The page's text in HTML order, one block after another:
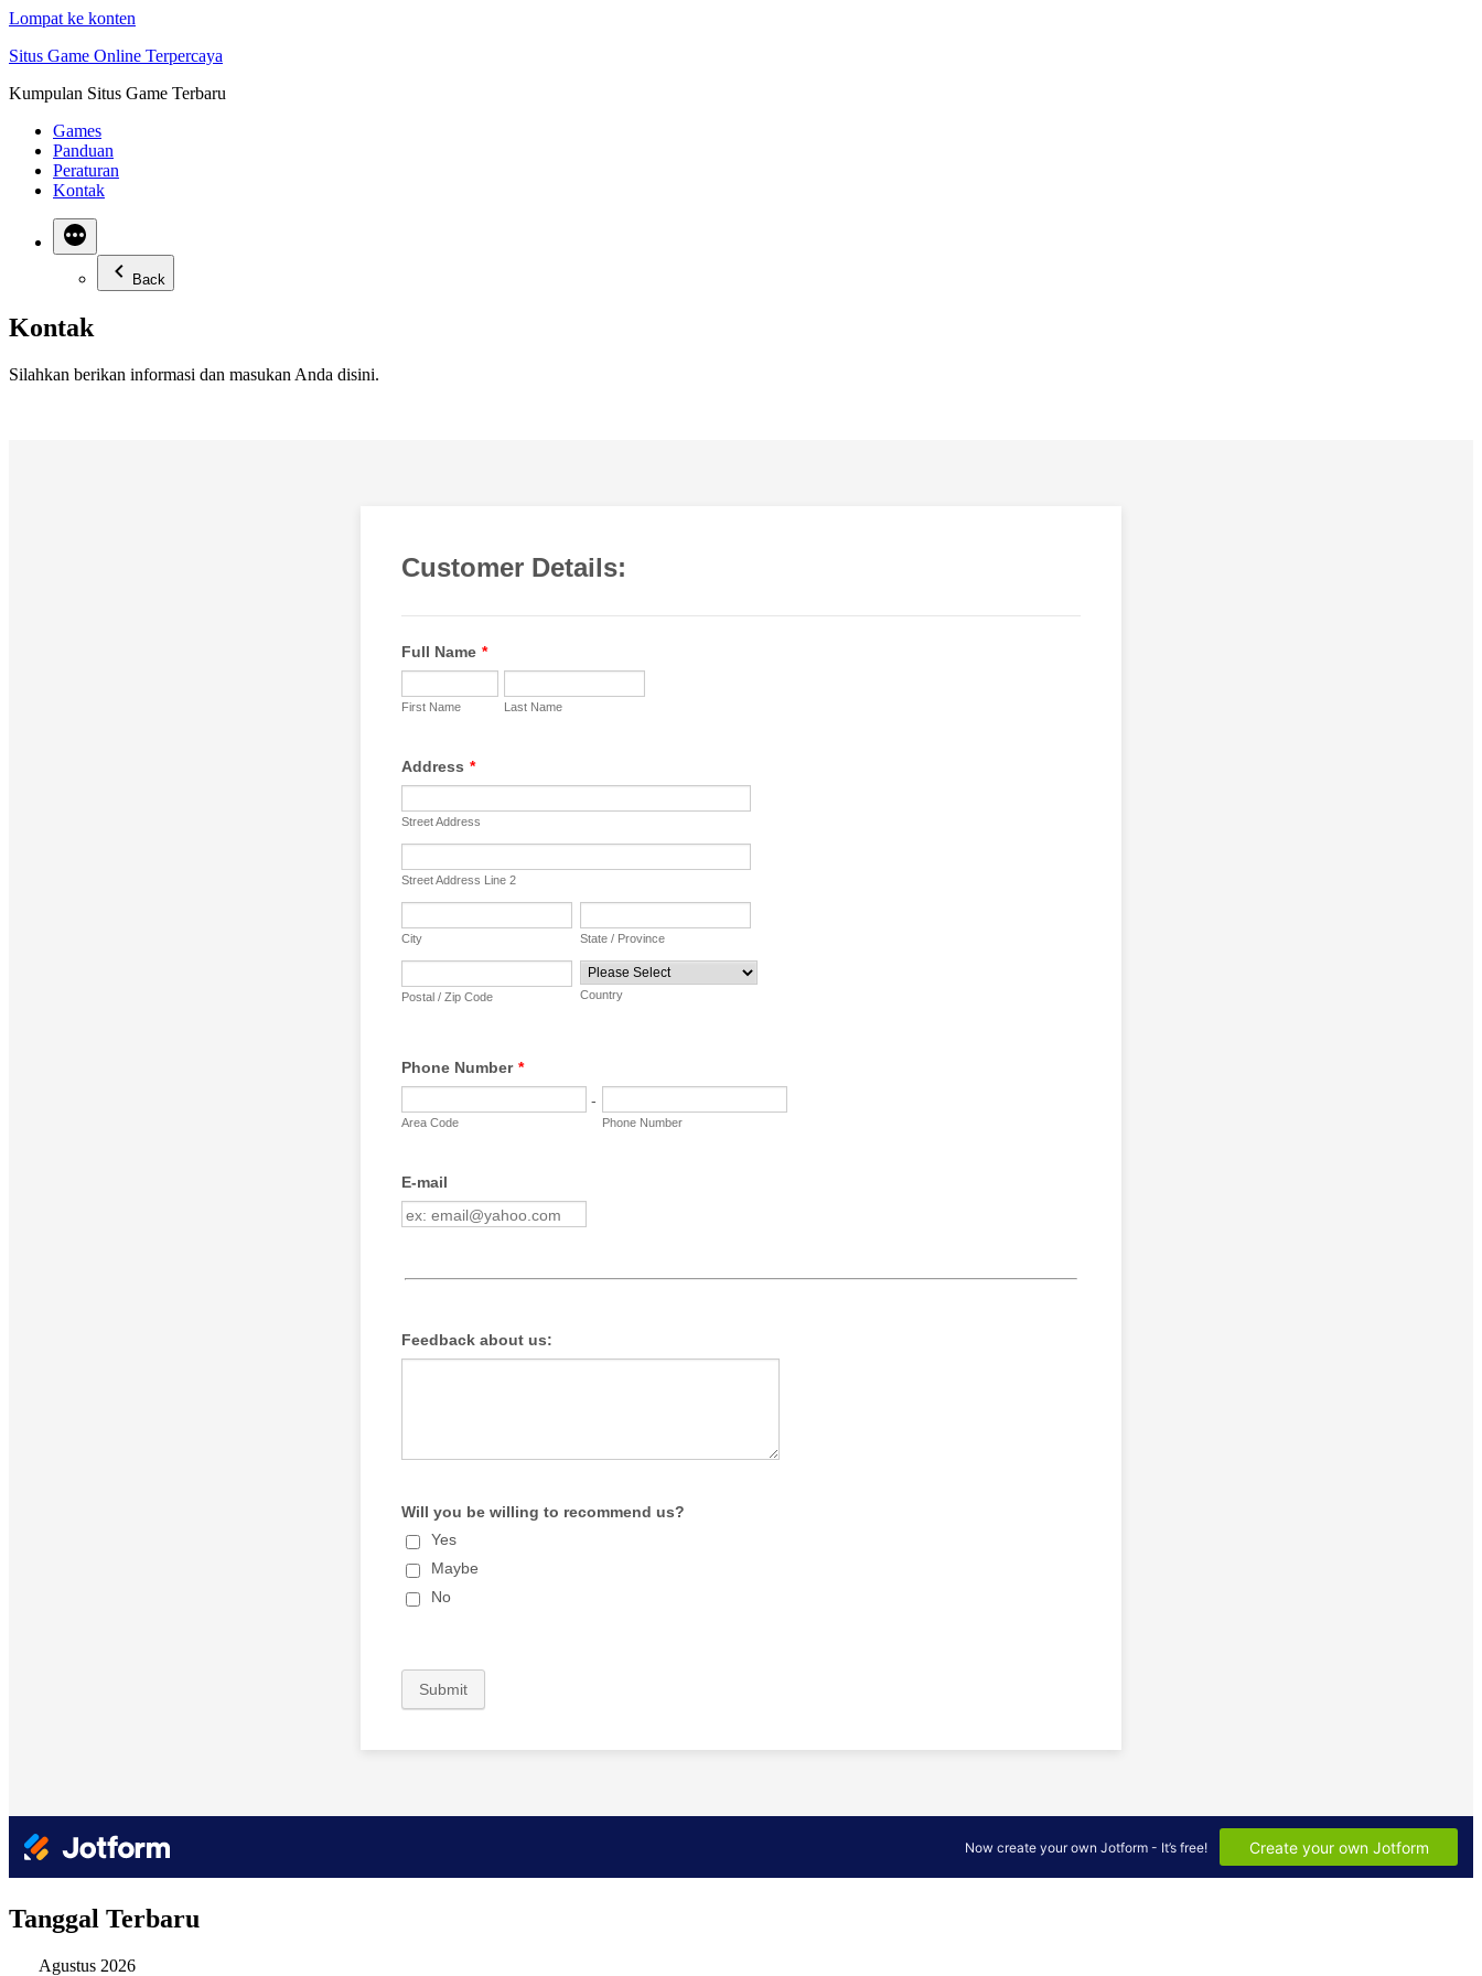
Lompat ke konten
Situs Game Online Terpercaya
Kumpulan Situs Game Terbaru
Games
Panduan
Peraturan
Kontak
Back
Kontak
Silahkan berikan informasi dan masukan Anda disini.
Tanggal Terbaru
Agustus 2026